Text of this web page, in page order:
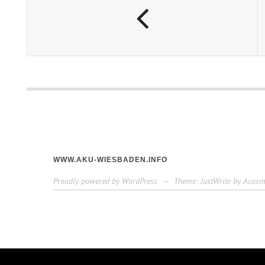
WWW.AKU-WIESBADEN.INFO
Proudly powered by WordPress — Theme: JustWrite by